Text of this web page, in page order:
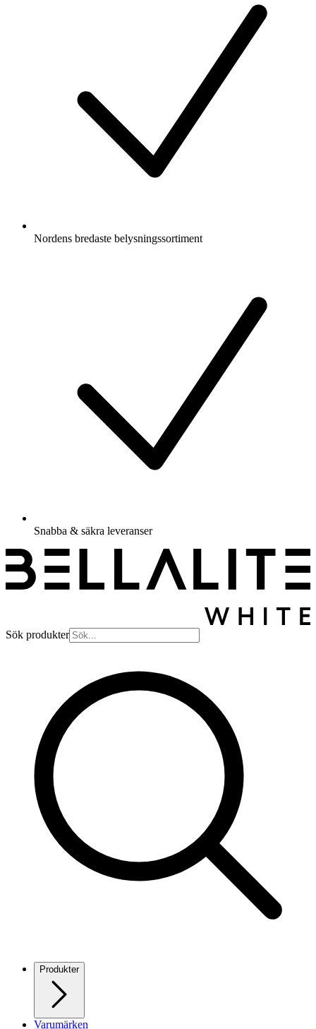
Nordens bredaste belysningssortiment
Snabba & säkra leveranser
Sök produkter
Produkter
Varumärken